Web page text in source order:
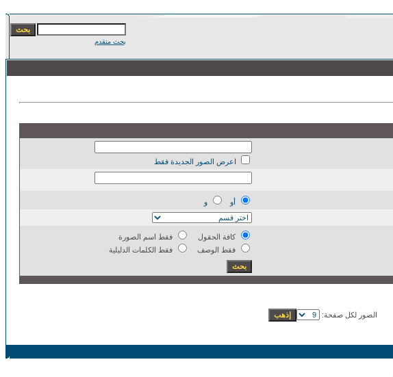
بحث متقدم
اعرض الصور الجديدة فقط
أو
و
كافة الحقول
فقط اسم الصورة
فقط الوصف
فقط الكلمات الدليلية
الصور لكل صفحة: